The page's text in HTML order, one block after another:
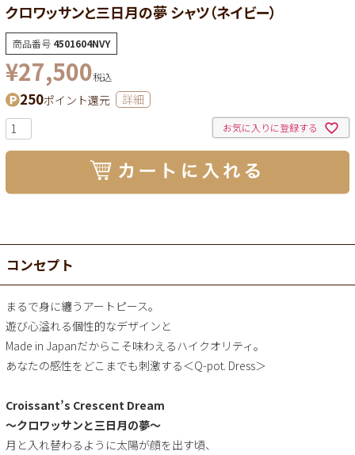
クロワッサンと三日月の夢 シャツ（ネイビー）
商品番号 4501604NVY
¥27,500税込
250ポイント還元 詳細
お気に入りに登録する
コンセプト
まるで身に纏うアートピース。
遊び心溢れる個性的なデザインと
Made in Japanだからこそ味わえるハイクオリティ。
あなたの感性をどこまでも刺激する＜Q-pot. Dress＞
Croissant’s Crescent Dream
～クロワッサンと三日月の夢～
月と入れ替わるように太陽が顔を出す頃、